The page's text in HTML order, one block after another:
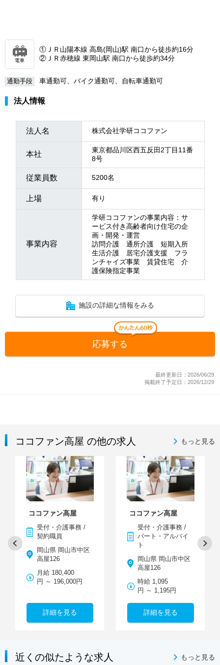
電車
①ＪＲ山陽本線 高島(岡山)駅 南口から徒歩約16分
②ＪＲ赤穂線 東岡山駅 南口から徒歩約34分
通勤手段 車通勤可、バイク通勤可、自転車通勤可
法人情報
法人名 株式会社学研ココファン
本社
東京都品川区西五反田2丁目11番
8号
従業員数 5200名
上場 有り
事業内容
学研ココファンの事業内容：サ
ービス付き高齢者向け住宅の企
画・開発・運営
訪問介護 通所介護 短期入所
生活介護 居宅介護支援 フラ
ンチャイズ事業 賃貸住宅 介
護保険指定事業
施設の詳細な情報をみる
応募する
最終更新日：2026/06/29
掲載終了予定日：2026/12/29
ココファン高屋 の他の求人 もっと見る
ココファン高屋
受付・介護事務 /
契約職員
岡山県 岡山市中区
高屋126
月給 180,400
円 ～ 196,000円
詳細を見る
ココファン高屋
受付・介護事務 /
パート・アルバイ
ト
岡山県 岡山市中区
高屋126
時給 1,095
円 ～ 1,195円
詳細を見る
近くの似たような求人 もっと見る